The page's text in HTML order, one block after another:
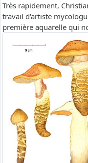
Très rapidement,
travail d'artiste
première aquarelle qui